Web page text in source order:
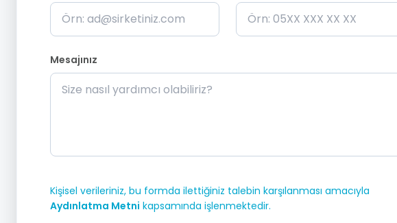
Mesajınız
Kişisel verileriniz, bu formda ilettiğiniz talebin karşılanması amacıyla
Aydınlatma Metni kapsamında işlenmektedir.